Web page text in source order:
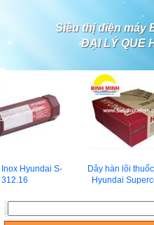
Siêu thị điện máy
ĐẠI LÝ QUE
Hyundai S-
312.16
Dây hàn lõi thuốc
Hyundai